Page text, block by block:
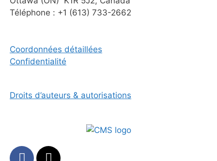
Téléphone : +1 (613) 733-2662
Coordonnées détaillées
Confidentialité
Droits d’auteurs & autorisations